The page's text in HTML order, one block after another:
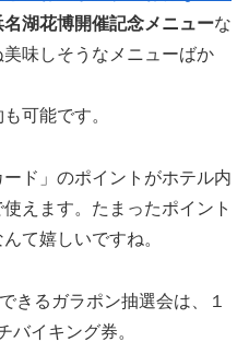
名湖花博開催記念メニューな
味しそうなメニューばか
可能です。
ド」のポイントがホテル内
使えます。たまったポイント
て嬉しいですね。
きるガラポン抽選会は、１
バイキング券。